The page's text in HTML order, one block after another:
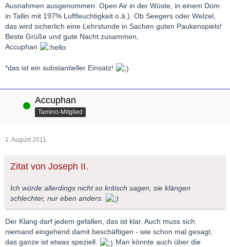
Ausnahmen ausgenommen: Open Air in der Wüste, in einem Dom
in Tallin mit 197% Luftfeuchtigkeit o.ä.). Ob Seegers oder Welzel,
das wird sicherlich eine Lehrstunde in Sachen guten Paukenspiels!
Beste Grüße und gute Nacht zusammen,
Accuphan
*das ist ein substantieller Einsatz!
Online Accuphan
Tamino-Mitglied
1. August 2011
Zitat von Joseph II.
Ich würde allerdings nicht so kritisch sagen, sie klängen
schlechter, nur eben anders.
Der Klang darf jedem gefallen, das ist klar. Auch muss sich
niemand eingehend damit beschäftigen - wie schon mal gesagt,
das ganze ist etwas speziell.
Man könnte auch über die